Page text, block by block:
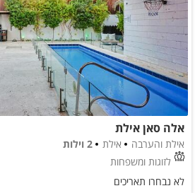
אלה סאן אילת
אילת והערבה אילת
2 וילות
לזוגות ומשפחות
לא נבחרו תאריכים